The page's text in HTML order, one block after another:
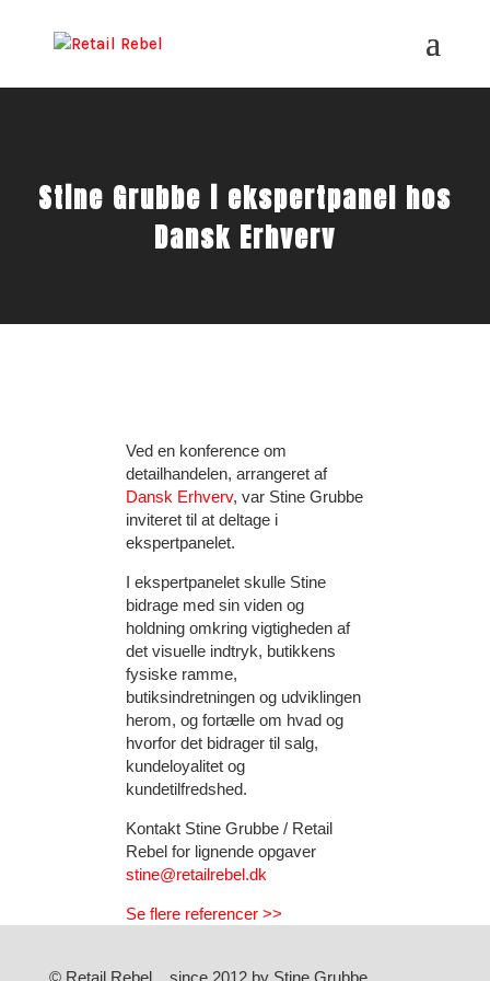
Stine Grubbe i ekspertpanel hos
Dansk Erhverv
Ved en konference om
detailhandelen, arrangeret af
Dansk Erhverv, var Stine Grubbe
inviteret til at deltage i
ekspertpanelet.
I ekspertpanelet skulle Stine
bidrage med sin viden og
holdning omkring vigtigheden af
det visuelle indtryk, butikkens
fysiske ramme,
butiksindretningen og udviklingen
herom, og fortælle om hvad og
hvorfor det bidrager til salg,
kundeloyalitet og
kundetilfredshed.
Kontakt Stine Grubbe / Retail
Rebel for lignende opgaver
stine@retailrebel.dk
Se flere referencer >>
© Retail Rebel since 2012 by Stine Grubbe